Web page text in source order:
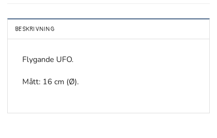
BESKRIVNING
Flygande UFO.
Mått: 16 cm (Ø).